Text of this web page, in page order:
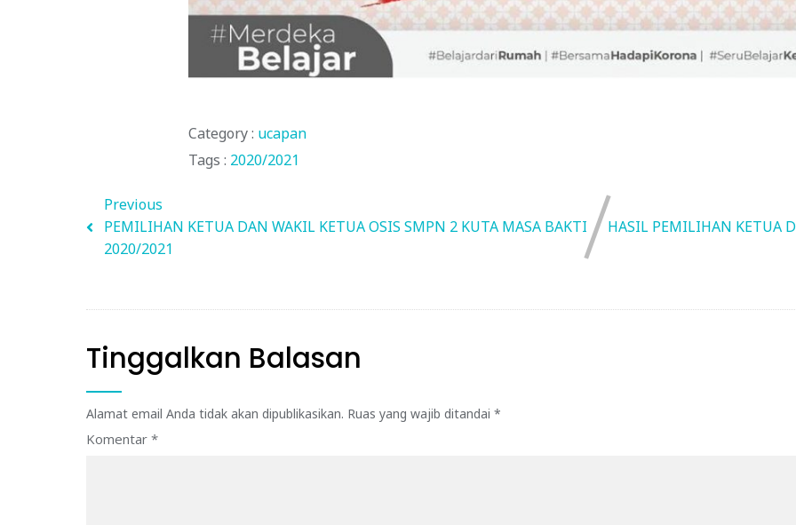
Category : ucapan
Tags : 2020/2021
Previous
PEMILIHAN KETUA DAN WAKIL KETUA OSIS SMPN 2 KUTA MASA BAKTI
2020/2021
HASIL PEMILIHAN KETUA
Tinggalkan Balasan
Alamat email Anda tidak akan dipublikasikan. Ruas yang wajib ditandai *
Komentar *